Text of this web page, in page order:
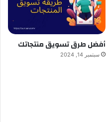
أفضل طرق تسويق منتجاتك
سبتمبر 14, 2024